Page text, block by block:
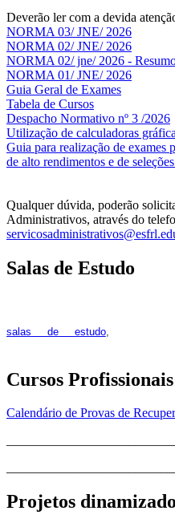
Deverão ler com a devida
NORMA 03/ JNE/ 2026
NORMA 02/ JNE/ 2026
NORMA 02/ jne/ 2026 -
NORMA 01/ JNE/ 2026
Guia Geral de Exames
Tabela de Cursos
Despacho Normativo nº 3 /2026
Utilização de calculadoras
Guia para realização de exames
de alto rendimentos e de
Qualquer dúvida, poderão
Administrativos, através do
Salas de Estudo
salas de estudo,
Cursos Profissionais
Calendário de Provas de
Projetos